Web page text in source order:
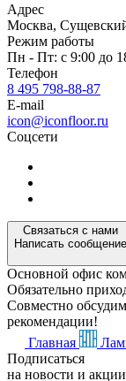
Адрес
Москва,
Режим работы
Пн - Пт: с 9:00 до
Телефон
8 495 798-88-87
E-mail
icon@iconfloor.ru
Соцсети
Связаться с нами
Написать сообщение
Основной офис
Обязательно
Совместно
рекомендации!
Главная
Подписаться
на новости и акции